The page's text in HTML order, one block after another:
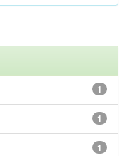
1
1
1